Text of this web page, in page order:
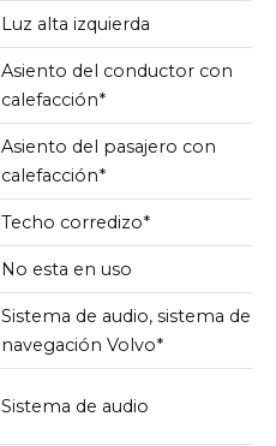
Luz alta izquierda
Asiento del conductor con
calefacción*
Asiento del pasajero con
calefacción*
Techo corredizo*
No esta en uso
Sistema de audio, sistema de
navegación Volvo*
Sistema de audio